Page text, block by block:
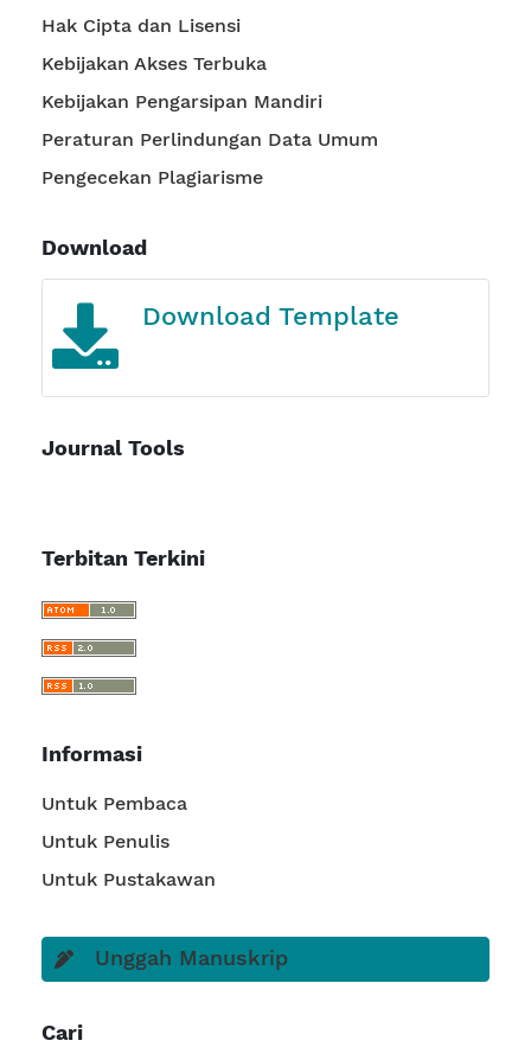
Hak Cipta dan Lisensi
Kebijakan Akses Terbuka
Kebijakan Pengarsipan Mandiri
Peraturan Perlindungan Data Umum
Pengecekan Plagiarisme
Download
Journal Template
Journal Tools
Terbitan Terkini
Informasi
Untuk Pembaca
Untuk Penulis
Untuk Pustakawan
Unggah Manuskrip
Cari